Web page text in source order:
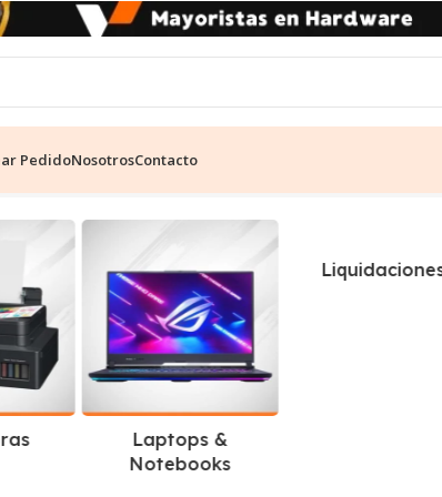
PedidoNosotrosContacto
Laptops &
Notebooks